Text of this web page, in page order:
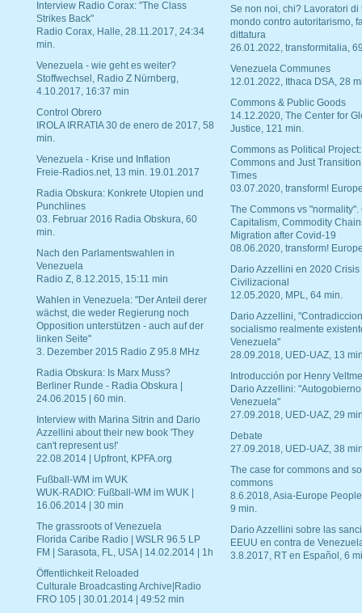
Interview Radio Corax: "The Class
Strikes Back"
Radio Corax, Halle, 28.11.2017, 24:34
min.
Venezuela - wie geht es weiter?
Stoffwechsel, Radio Z Nürnberg,
4.10.2017, 16:37 min
Control Obrero
IROLA IRRATIA 30 de enero de 2017, 58
min.
Venezuela - Krise und Inflation
Freie-Radios.net, 13 min. 19.01.2017
Radia Obskura: Konkrete Utopien und
Punchlines
03. Februar 2016 Radia Obskura, 60
min.
Nach den Parlamentswahlen in
Venezuela
Radio Z, 8.12.2015, 15:11 min
Wahlen in Venezuela: "Der Anteil derer
wächst, die weder Regierung noch
Opposition unterstützen - auch auf der
linken Seite"
3. Dezember 2015 Radio Z 95.8 MHz
Radia Obskura: Is Marx Muss?
Berliner Runde - Radia Obskura |
24.06.2015 | 60 min.
Interview with Marina Sitrin and Dario
Azzellini about their new book 'They
can't represent us!'
22.08.2014 | Upfront, KPFA.org
Fußball-WM im WUK
WUK-RADIO: Fußball-WM im WUK |
16.06.2014 | 30 min
The grassroots of Venezuela
Florida Caribe Radio | WSLR 96.5 LP
FM | Sarasota, FL, USA | 14.02.2014 | 1h
Öffentlichkeit Reloaded
Culturale Broadcasting Archive|Radio
FRO 105 | 30.01.2014 | 49:52 min
Se non noi, chi? Lavoratori di
mondo contro autoritarismo,
dittatura
26.01.2022, transformitalia,
Venezuela Communes
12.01.2022, Ithaca DSA, 28
Commons & Public Goods
14.12.2020, The Center for
Justice, 121 min.
Commons as Political Project:
Commons and Just
Times
03.07.2020, transform!
The Commons vs "normality".
Capitalism, Commodity
Migration after Covid-19
08.06.2020, transform!
Dario Azzellini en 2020 Crisis
Civilizacional
12.05.2020, MPL, 64 min.
Dario Azzellini,
socialismo realmente
Venezuela"
28.09.2018, UED-UAZ, 13
Introducción por Henry
Dario Azzellini:
Venezuela"
27.09.2018, UED-UAZ, 29
Debate
27.09.2018, UED-UAZ, 38
The case for commons and
commons
8.6.2018, Asia-Europe
9 min.
Dario Azzellini sobre las
EEUU en contra de
3.8.2017, RT en Español, 6